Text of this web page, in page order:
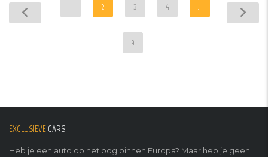
1 2 3 4 ...
9
EXCLUSIEVE CARS
Heb je een auto op het oog binnen Europa? Maar heb je geen